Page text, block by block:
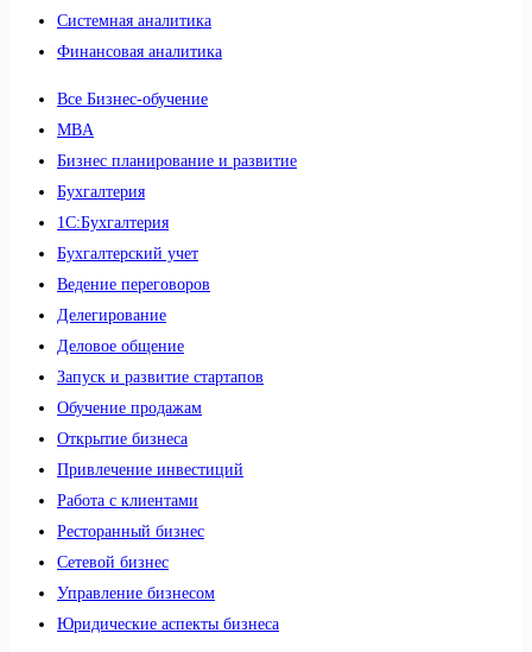
Системная аналитика
Финансовая аналитика
Все Бизнес-обучение
MBA
Бизнес планирование и развитие
Бухгалтерия
1C:Бухгалтерия
Бухгалтерский учет
Ведение переговоров
Делегирование
Деловое общение
Запуск и развитие стартапов
Обучение продажам
Открытие бизнеса
Привлечение инвестиций
Работа с клиентами
Ресторанный бизнес
Сетевой бизнес
Управление бизнесом
Юридические аспекты бизнеса